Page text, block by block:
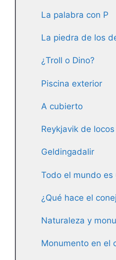
La palabra con P
La piedra de los
¿Troll o Dino?
Piscina exterior
A cubierto
Reykjavik de locos
Geldingadalir
Todo el mundo
¿Qué hace el
Naturaleza y
Monumento en el